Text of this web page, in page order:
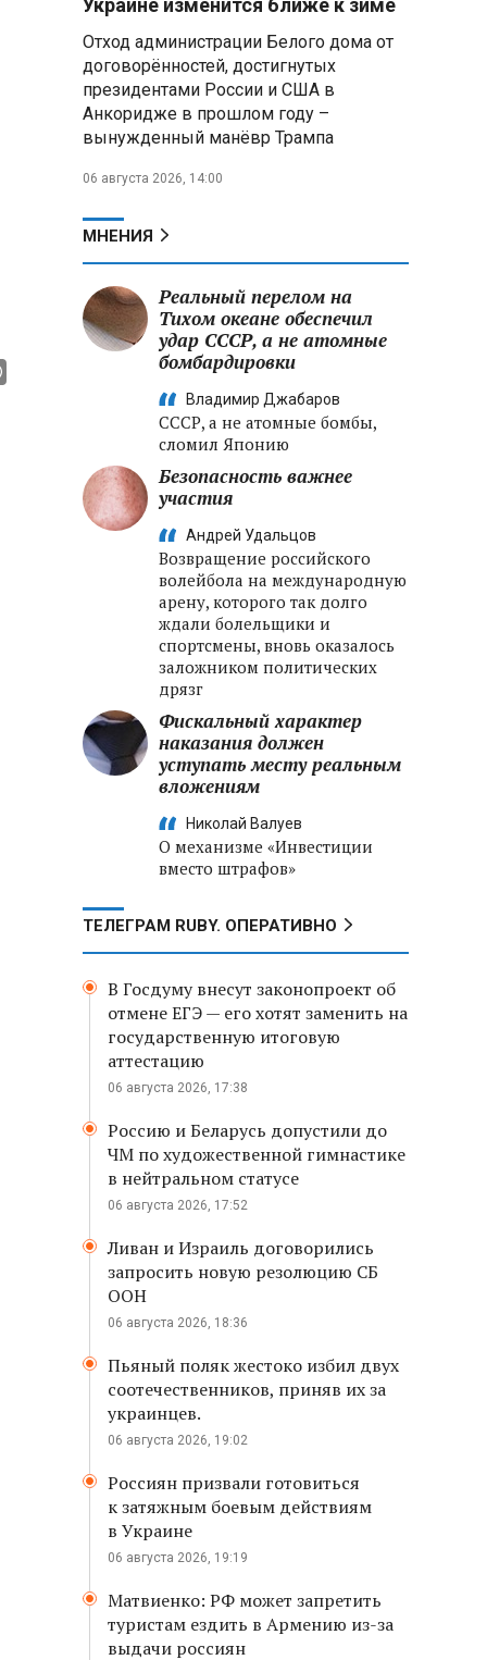
Президент Алжира готовится
к визиту в Беларусь — МИД
Алжира
300 жителей Курской области,
неизвестной
Второй энергоблок БелАЭС
вновь вышел на номинальную
мощность после диагностики
оборудования
Украине изменится ближе к зиме
Отход администрации Белого дома от
договорённостей, достигнутых
президентами России и США в
Анкоридже в прошлом году –
вынужденный манёвр Трампа
06 августа 2026, 14:00
МНЕНИЯ
Реальный перелом на
Тихом океане обеспечил
удар СССР, а не атомные
бомбардировки
Владимир Джабаров
СССР, а не атомные бомбы,
сломил Японию
Безопасность важнее
участия
Андрей Удальцов
Возвращение российского
волейбола на международную
арену, которого так долго
ждали болельщики и
спортсмены, вновь оказалось
заложником политических
дрязг
Фискальный характер
наказания должен
уступать месту реальным
вложениям
Николай Валуев
О механизме «Инвестиции
вместо штрафов»
ТЕЛЕГРАМ RUBY. ОПЕРАТИВНО
В Госдуму внесут законопроект об
отмене ЕГЭ — его хотят заменить на
государственную итоговую
аттестацию
06 августа 2026, 17:38
Россию и Беларусь допустили до
ЧМ по художественной гимнастике
в нейтральном статусе
06 августа 2026, 17:52
Ливан и Израиль договорились
запросить новую резолюцию СБ
ООН
06 августа 2026, 18:36
Пьяный поляк жестоко избил двух
соотечественников, приняв их за
украинцев.
06 августа 2026, 19:02
Россиян призвали готовиться
к затяжным боевым действиям
в Украине
06 августа 2026, 19:19
Матвиенко: РФ может запретить
туристам ездить в Армению из-за
выдачи россиян